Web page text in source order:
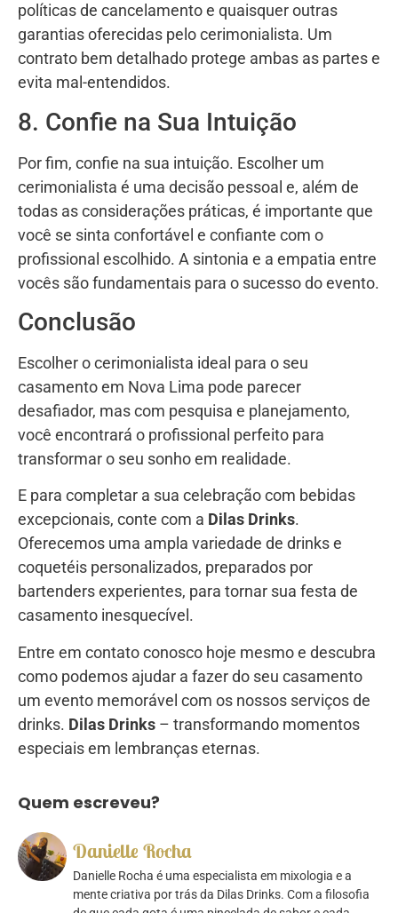
políticas de cancelamento e quaisquer outras
garantias oferecidas pelo cerimonialista. Um
contrato bem detalhado protege ambas as partes e
evita mal-entendidos.
8. Confie na Sua Intuição
Por fim, confie na sua intuição. Escolher um
cerimonialista é uma decisão pessoal e, além de
todas as considerações práticas, é importante que
você se sinta confortável e confiante com o
profissional escolhido. A sintonia e a empatia entre
vocês são fundamentais para o sucesso do evento.
Conclusão
Escolher o cerimonialista ideal para o seu
casamento em Nova Lima pode parecer
desafiador, mas com pesquisa e planejamento,
você encontrará o profissional perfeito para
transformar o seu sonho em realidade.
E para completar a sua celebração com bebidas
excepcionais, conte com a Dilas Drinks.
Oferecemos uma ampla variedade de drinks e
coquetéis personalizados, preparados por
bartenders experientes, para tornar sua festa de
casamento inesquecível.
Entre em contato conosco hoje mesmo e descubra
como podemos ajudar a fazer do seu casamento
um evento memorável com os nossos serviços de
drinks. Dilas Drinks – transformando momentos
especiais em lembranças eternas.
Quem escreveu?
Danielle Rocha
Danielle Rocha é uma especialista em mixologia e a
mente criativa por trás da Dilas Drinks. Com a filosofia